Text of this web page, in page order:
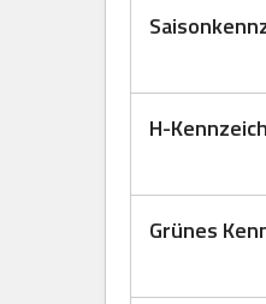
H-
Grünes